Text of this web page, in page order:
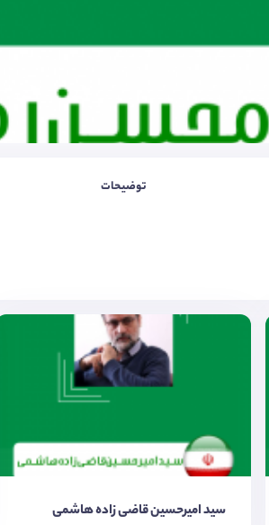
توضیحات
سید امیرحسین قاضی زاده هاشمی